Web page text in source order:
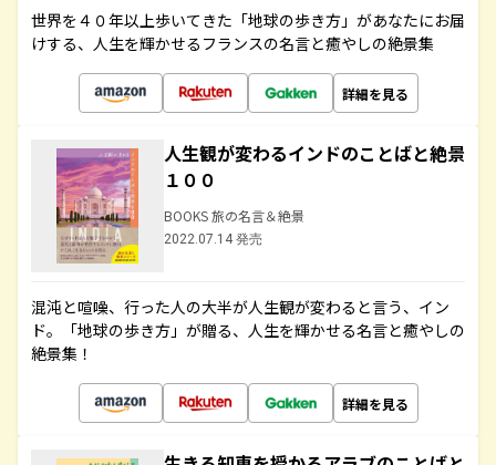
世界を４０年以上歩いてきた「地球の歩き方」があなたにお届
けする、人生を輝かせるフランスの名言と癒やしの絶景集
詳細を見る
人生観が変わるインドのことばと絶景
１００
BOOKS 旅の名言＆絶景
2022.07.14 発売
混沌と喧噪、行った人の大半が人生観が変わると言う、イン
ド。「地球の歩き方」が贈る、人生を輝かせる名言と癒やしの
絶景集！
詳細を見る